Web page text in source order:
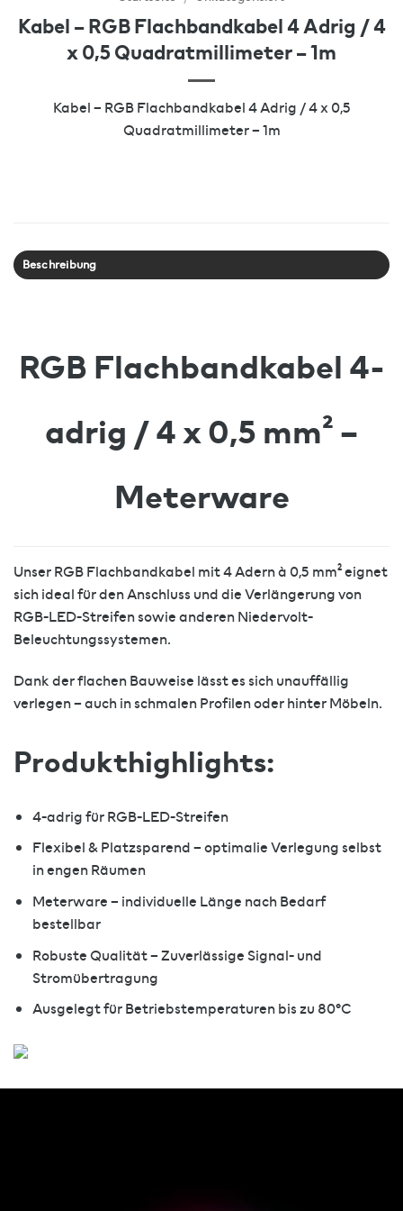
Kabel – RGB Flachbandkabel 4 Adrig / 4
x 0,5 Quadratmillimeter – 1m
Kabel – RGB Flachbandkabel 4 Adrig / 4 x 0,5
Quadratmillimeter – 1m
Beschreibung
RGB Flachbandkabel 4-
adrig / 4 x 0,5 mm² –
Meterware
Unser RGB Flachbandkabel mit 4 Adern à 0,5 mm² eignet
sich ideal für den Anschluss und die Verlängerung von
RGB-LED-Streifen sowie anderen Niedervolt-
Beleuchtungssystemen.
Dank der flachen Bauweise lässt es sich unauffällig
verlegen – auch in schmalen Profilen oder hinter Möbeln.
Produkthighlights:
4-adrig für RGB-LED-Streifen
Flexibel & Platzsparend – optimalie Verlegung selbst
in engen Räumen
Meterware – individuelle Länge nach Bedarf
bestellbar
Robuste Qualität – Zuverlässige Signal- und
Stromübertragung
Ausgelegt für Betriebstemperaturen bis zu 80°C